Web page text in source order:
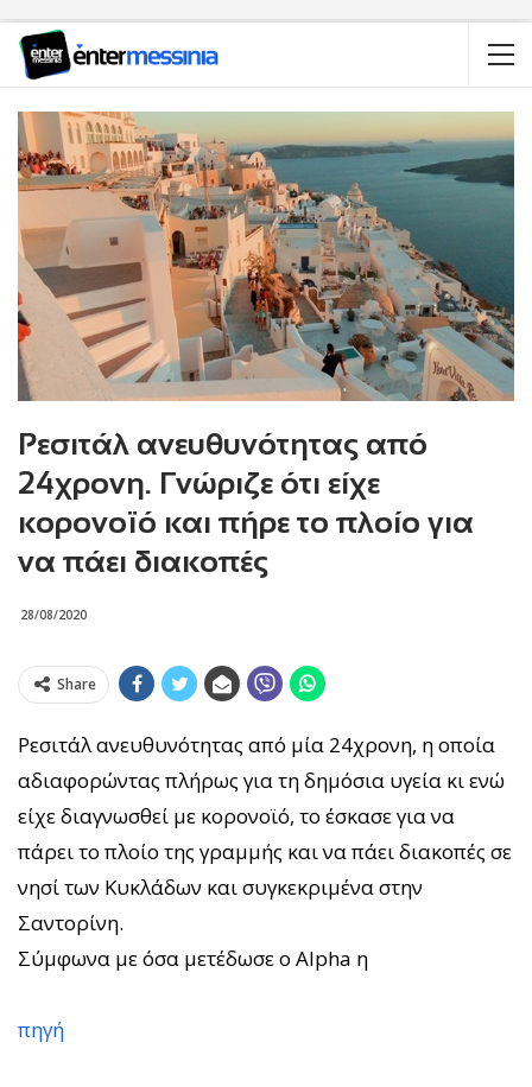
Ρεσιτάλ ανευθυνότητας από
24χρονη. Γνώριζε ότι είχε
κορονοϊό και πήρε το πλοίο για
να πάει διακοπές
28/08/2020
Share
Ρεσιτάλ ανευθυνότητας από μία 24χρονη, η οποία
αδιαφορώντας πλήρως για τη δημόσια υγεία κι ενώ
είχε διαγνωσθεί με κορονοϊό, το έσκασε για να
πάρει το πλοίο της γραμμής και να πάει διακοπές σε
νησί των Κυκλάδων και συγκεκριμένα στην
Σαντορίνη.
Σύμφωνα με όσα μετέδωσε ο Alpha η
πηγή